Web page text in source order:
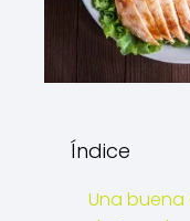
Índice
Una